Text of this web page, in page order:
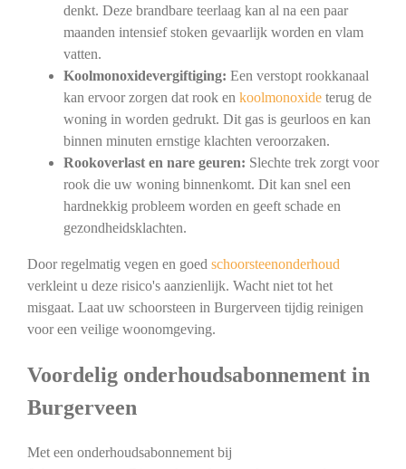
denkt. Deze brandbare teerlaag kan al na een paar
maanden intensief stoken gevaarlijk worden en vlam
vatten.
Koolmonoxidevergiftiging: Een verstopt rookkanaal
kan ervoor zorgen dat rook en koolmonoxideterug de
woning in worden gedrukt. Dit gas is geurloos en kan
binnen minuten ernstige klachten veroorzaken.
Rookoverlast en nare geuren: Slechte trek zorgt voor
rook die uw woning binnenkomt. Dit kan snel een
hardnekkig probleem worden en geeft schade en
gezondheidsklachten.
Door regelmatig vegen en goed schoorsteenonderhoud
verkleint u deze risico's aanzienlijk. Wacht niet tot het
misgaat. Laat uw schoorsteen in Burgerveen tijdig reinigen
voor een veilige woonomgeving.
Voordelig onderhoudsabonnement in
Burgerveen
Met een onderhoudsabonnement bij